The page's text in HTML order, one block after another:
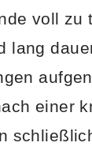
voll zu
lang
einer